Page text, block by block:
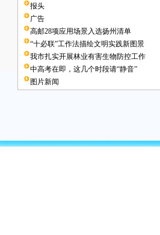
报头
广告
高邮28项应用场景入选扬州清单
“十必联”工作法描绘文明实践新图景
我市扎实开展林业有害生物防控工作
中高考在即，这几个时段请“静音”
图片新闻